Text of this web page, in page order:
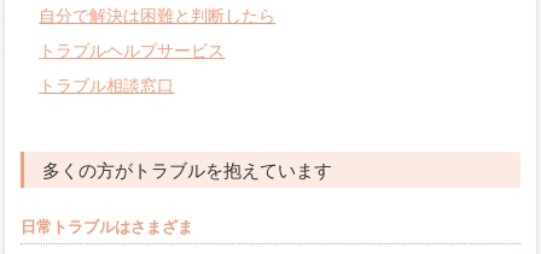
自分で解決は困難と判断したら
トラブルヘルプサービス
トラブル相談窓口
多くの方がトラブルを抱えています
日常トラブルはさまざま